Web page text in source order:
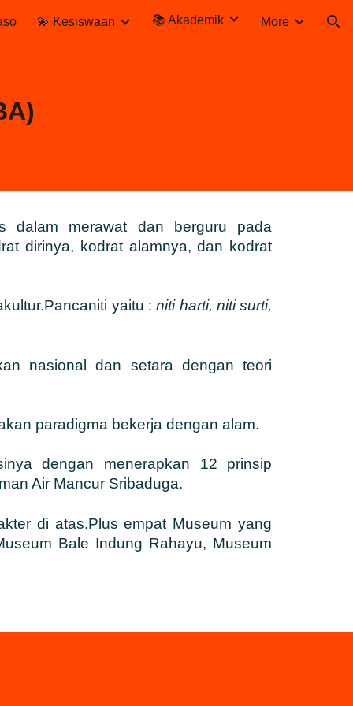
💫 Kesiswaan 📚 Akademik More
dalam merawat dan berguru pada
dirinya, kodrat alamnya, dan kodrat
yaitu :niti harti, niti surti,
nasional dan setara dengan teori
paradigma bekerja dengan alam.
dengan menerapkan 12 prinsip
Air Mancur Sribaduga.
di atas.Plus empat Museum yang
Bale Indung Rahayu, Museum